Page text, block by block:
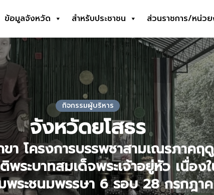
ข้อมูลจังหวัด สำหรับประชาชน ส่วนราชการ/หน่วย
กิจกรรมผู้บริหาร
จังหวัดยโสธร
า โครงการบรรพชาสามเณรภาคฤ
พระบาทสมเด็จพระเจ้าอยู่หัว เนื่อง
พระชนมพรรษา 6 รอบ 28 กรกฎา